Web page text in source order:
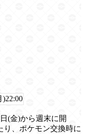
)22:00
(金)から週末に開
り、ポケモン交換時に